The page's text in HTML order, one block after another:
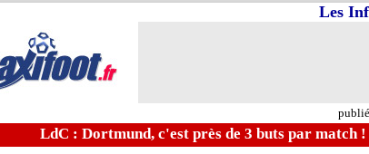
Les
LdC : Dortmund, c'est près de 3 buts par match !